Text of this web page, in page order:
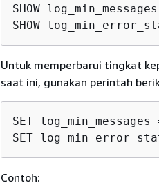
SHOW
SHOW
Untuk memperbarui tingkat
saat ini, gunakan perintah
SET
SET
Contoh: